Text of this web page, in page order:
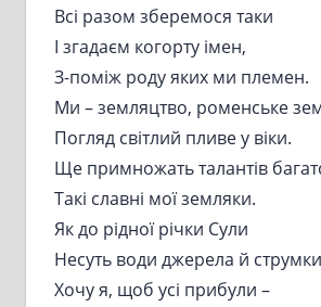
Всі разом зберемося таки
І згадаєм когорту імен,
З-поміж роду яких ми племен.
Ми – земляцтво, роменське
Погляд світлий пливе у віки.
Ще примножать талантів
Такі славні мої земляки.
Як до рідної річки Сули
Несуть води джерела й
Хочу я, щоб усі прибули –